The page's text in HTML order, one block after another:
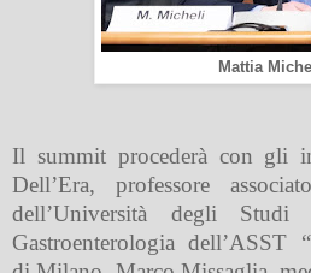
Mattia
Il summit procederà con gli
Dell’Era, professore
dell’Università degli
Gastroenterologia dell’ASST